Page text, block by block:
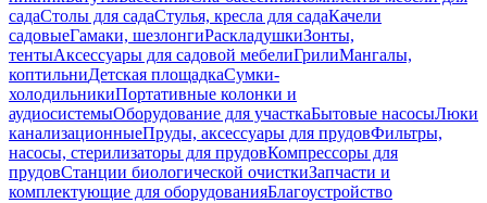
садаСтолы для садаСтулья, кресла для садаКачели
садовыеГамаки, шезлонгиРаскладушкиЗонты,
тентыАксессуары для садовой мебелиГрилиМангалы,
коптильниДетская площадкаСумки-
холодильникиПортативные колонки и
аудиосистемыОборудование для участкаБытовые насосыЛюки
канализационныеПруды, аксессуары для прудовФильтры,
насосы, стерилизаторы для прудовКомпрессоры для
прудовСтанции биологической очисткиЗапчасти и
комплектующие для оборудованияБлагоустройство